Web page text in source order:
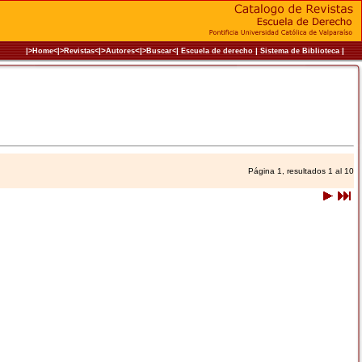
|>Home<|>Revistas<|>Autores<|>Buscar<|Escuela de derecho|Sistema de Biblioteca|
Página 1, resultados 1 al 10